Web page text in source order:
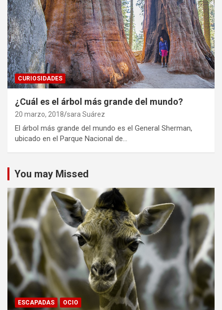
CURIOSIDADES
¿Cuál es el árbol más grande del mundo?
20 marzo, 2018 sara Suárez
El árbol más grande del mundo es el General Sherman,
ubicado en el Parque Nacional de…
You may Missed
ESCAPADAS OCIO